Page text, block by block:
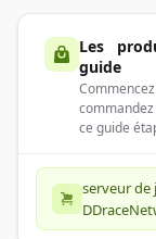
Les
guide
ce guide
serveur de